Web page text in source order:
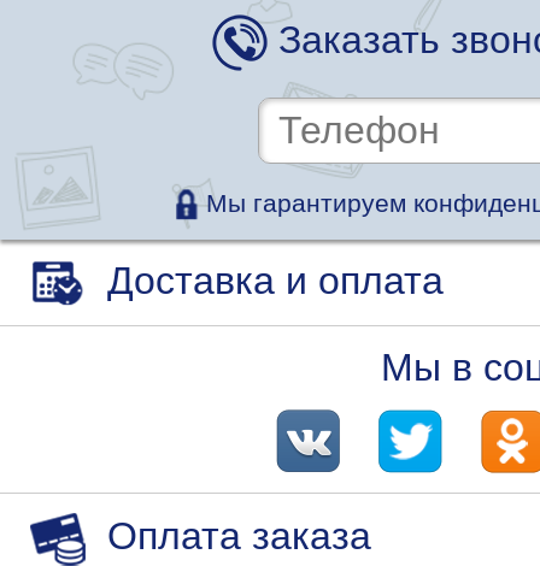
Заказать
Мы гарантируем
Доставка и оплата
Мы в
Оплата заказа